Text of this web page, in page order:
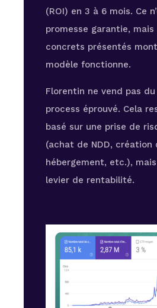
(ROI) en 3 à 6 mois. Ce
promesse garantie, mais
concrets présentés
modèle fonctionne.
Florentin ne vend pas
process éprouvé. Cela
basé sur une prise de
(achat de NDD, création
hébergement, etc.),
levier de rentabilité.